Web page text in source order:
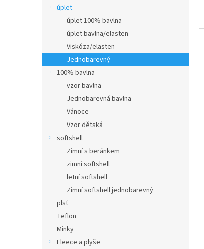
úplet
úplet 100% bavlna
úplet bavlna/elasten
Viskóza/elasten
Jednobarevný
100% bavlna
vzor bavlna
Jednobarevná bavlna
Vánoce
Vzor dětská
softshell
Zimní s beránkem
zimní softshell
letní softshell
Zimní softshell jednobarevný
plsť
Teflon
Minky
Fleece a plyše